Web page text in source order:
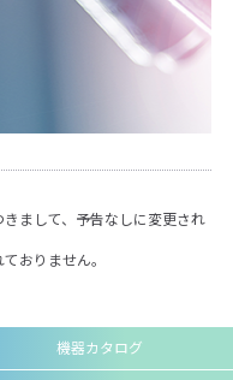
まして、予告なしに変更され
おりません。
機器カタログ